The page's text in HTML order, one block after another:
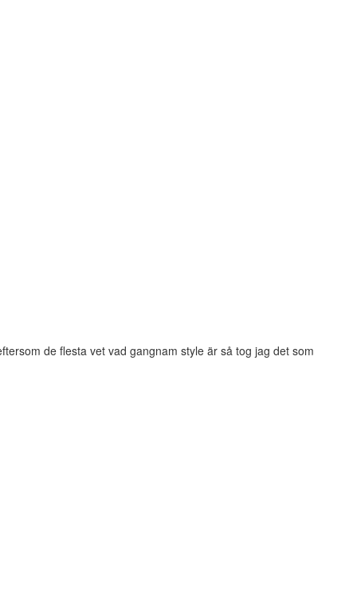
de flesta vet vad gangnam style är så tog jag det som